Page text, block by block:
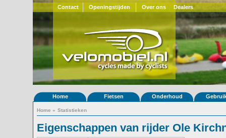
Contact Openingstijden Over ons Dealers
Home Fietsen Onderhoud
Home » Statistieken
Eigenschappen van rijder Ole